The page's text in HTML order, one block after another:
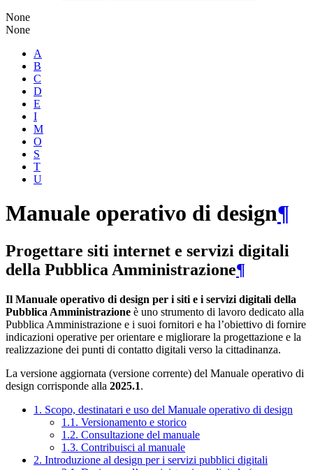
None
None
A
B
C
D
E
I
M
O
S
T
U
Manuale operativo di design¶
Progettare siti internet e servizi digitali
della Pubblica Amministrazione¶
Il Manuale operativo di design per i siti e i servizi digitali della
Pubblica Amministrazione è uno strumento di lavoro dedicato alla
Pubblica Amministrazione e i suoi fornitori e ha l’obiettivo di fornire
indicazioni operative per orientare e migliorare la progettazione e la
realizzazione dei punti di contatto digitali verso la cittadinanza.
La versione aggiornata (versione corrente) del Manuale operativo di
design corrisponde alla 2025.1.
1. Scopo, destinatari e uso del Manuale operativo di design
1.1. Versionamento e storico
1.2. Consultazione del manuale
1.3. Contribuisci al manuale
2. Introduzione al design per i servizi pubblici digitali